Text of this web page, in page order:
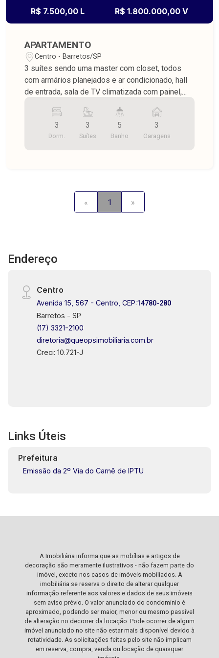
R$ 7.500,00 L R$ 1.800.000,00 V
APARTAMENTO
Centro - Barretos/SP
3 suítes sendo uma master com closet, todos
com armários planejados e ar condicionado, hall
de entrada, sala de TV climatizada com painel,
armários planejados, copa e cozinha climatizadas
e integradas com armários planejados, lavanderia
com planejados, w.c. para funcionário, despensa
3
Dorm.
3
Suítes
5
Banho
3
Garagens
« 1 »
Endereço
Centro
Avenida 15, 567 - Centro, CEP:14780-280
Barretos - SP
(17) 3321-2100
diretoria@queopsimobiliaria.com.br
Creci: 10.721-J
Links Úteis
Prefeitura
Emissão da 2º Via do Carnê de IPTU
A Imobiliária informa que as mobílias e artigos de
decoração são meramente ilustrativos - não fazem parte do
imóvel, exceto nos casos de imóveis mobiliados. A
imobiliária se reserva o direito de alterar qualquer
informação referente aos valores e dados de seus imóveis
sem aviso prévio. O valor anunciado do condomínio é
aproximado, podendo ser maior, menor ou mesmo passível
de alteração no decorrer da locação. Pode ocorrer de algum
imóvel anunciado no site não estar mais disponível devido à
rotatividade. As solicitações feitas pelo site não implicam
em reserva, compra, venda ou locação de quaisquer